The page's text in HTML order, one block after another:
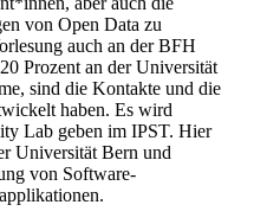
von Open Data zu
auch an der BFH
Prozent an der Universität
sind die Kontakte und die
haben. Es wird
Lab geben im IPST. Hier
Universität Bern und
von Software-